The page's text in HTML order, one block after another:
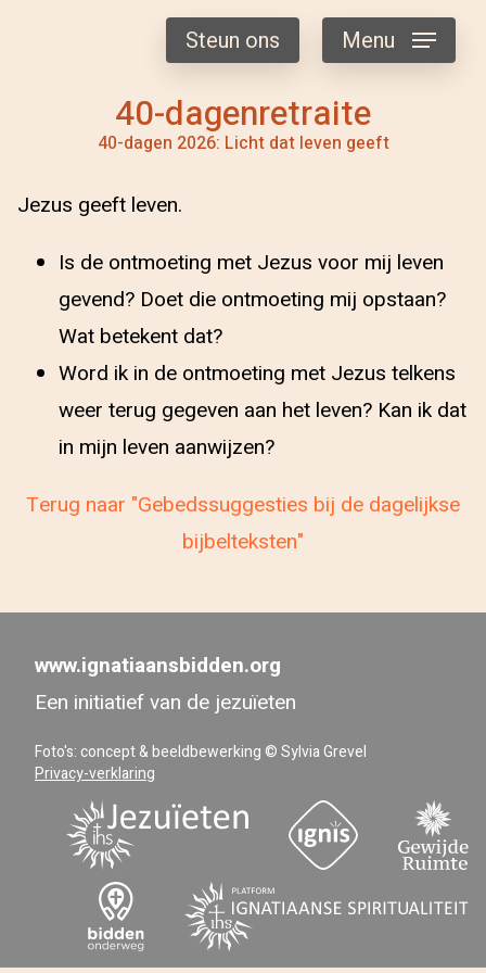
40-dagenretraite
40-dagen 2026: Licht dat leven geeft
Steun ons Menu
Jezus geeft leven.
Is de ontmoeting met Jezus voor mij leven
gevend? Doet die ontmoeting mij opstaan?
Wat betekent dat?
Word ik in de ontmoeting met Jezus telkens
weer terug gegeven aan het leven? Kan ik dat
in mijn leven aanwijzen?
Terug naar "Gebedssuggesties bij de dagelijkse
bijbelteksten"
www.ignatiaansbidden.org
Een initiatief van de jezuïeten
Foto's: concept & beeldbewerking © Sylvia Grevel
Privacy-verklaring